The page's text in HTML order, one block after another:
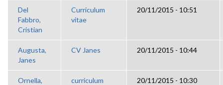
Del
Fabbro,
Cristian
Curriculum
vitae
20/11/2015 - 10:51
Augusta,
Janes
CV Janes 20/11/2015 - 10:44
Ornella,
curriculum 20/11/2015 - 10:30